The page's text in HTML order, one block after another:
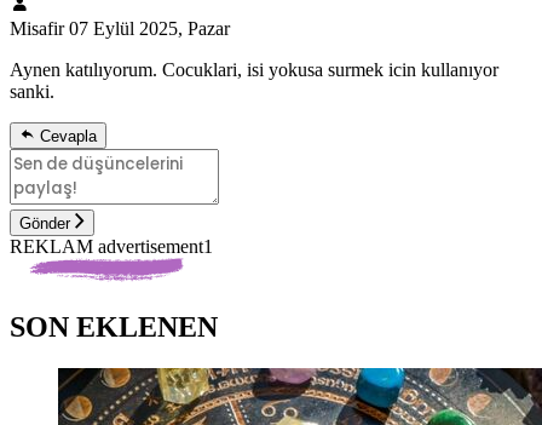
Misafir 07 Eylül 2025, Pazar
Aynen katılıyorum. Cocuklari, isi yokusa surmek icin kullanıyor
sanki.
Cevapla
Gönder
REKLAM advertisement1
SON EKLENEN